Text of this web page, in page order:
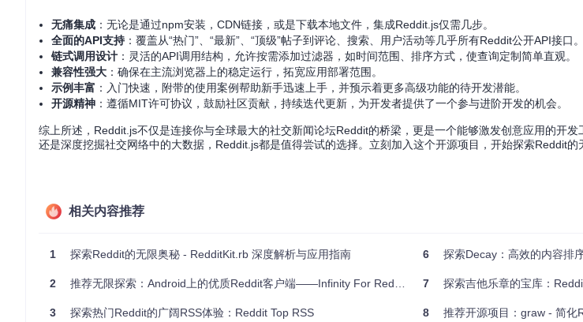
无痛集成 ：无论是通过npm安装，CDN链接，或是下载本地文件，集成Reddit.js仅需几步。
全面的API支持 ：覆盖从“热门”、“最新”、“顶级”帖子到评论、搜索、用户活动等几乎所有Reddit公开API接口。
链式调用设计 ：灵活的API调用结构，允许按需添加过滤器，如时间范围、排序方式，使查询定制简单直观。
兼容性强大 ：确保在主流浏览器上的稳定运行，拓宽应用部署范围。
示例丰富 ：入门快速，附带的使用案例帮助新手迅速上手，并预示着更多高级功能的待开发潜能。
开源精神 ：遵循MIT许可协议，鼓励社区贡献，持续迭代更新，为开发者提供了一个参与进阶开发的机会。
综上所述，Reddit.js不仅是连接你与全球最大的社交新闻论坛Reddit的桥梁，更是一个能够激发创意应用的开发
还是深度挖掘社交网络中的大数据，Reddit.js都是值得尝试的选择。立刻加入这个开源项目，开始探索Reddit的
相关内容推荐
1 探索Reddit的无限奥秘 - RedditKit.rb 深度解析与应用指南
2 推荐无限探索：Android上的优质Reddit客户端——Infinity For Reddit
3 探索热门Reddit的广阔RSS体验：Reddit Top RSS
6 探索Decay：高效的内容排
7 探索吉他乐章的宝库：
8 推荐开源项目：graw - 简化